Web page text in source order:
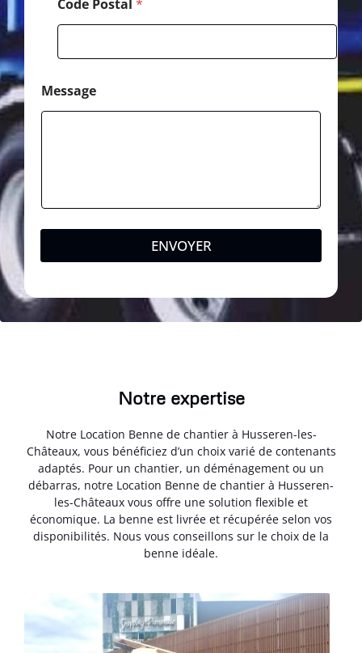
Code Postal *
Message
ENVOYER
Notre expertise
Notre Location Benne de chantier à Husseren-les-
Châteaux, vous bénéficiez d’un choix varié de contenants
adaptés. Pour un chantier, un déménagement ou un
débarras, notre Location Benne de chantier à Husseren-
les-Châteaux vous offre une solution flexible et
économique. La benne est livrée et récupérée selon vos
disponibilités. Nous vous conseillons sur le choix de la
benne idéale.